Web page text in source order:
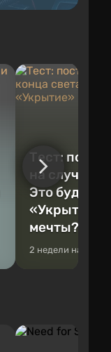
Тест:
на случай
Это будет
«Укрытие»
мечты?
2 недели назад